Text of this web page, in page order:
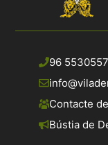
96 5530557
Contacte
Bústia de